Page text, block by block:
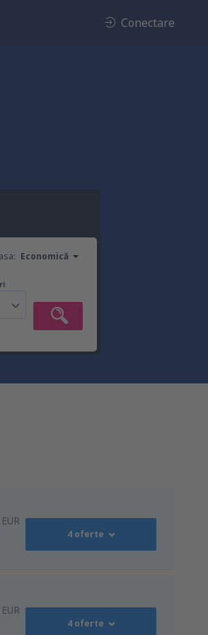
Conectare
Economică
EUR
4 oferte
EUR
4 oferte